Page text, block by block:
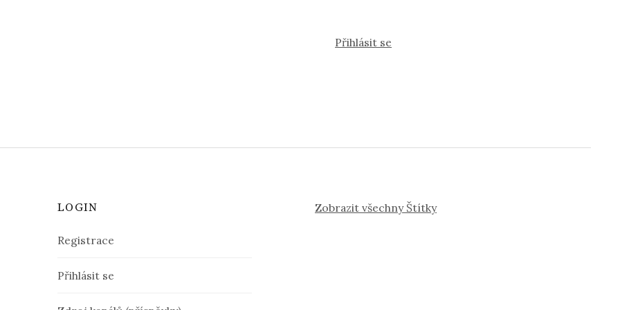
Přihlásit se
LOGIN
Registrace
Přihlásit se
Zobrazit všechny Štítky